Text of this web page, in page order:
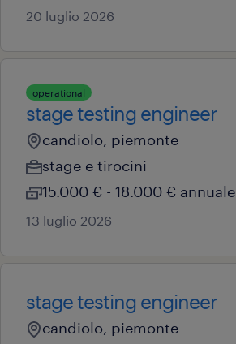
20 luglio 2026
operational
stage testing engineer
candiolo, piemonte
stage e tirocini
15.000 € - 18.000 € annuale
13 luglio 2026
stage testing engineer
candiolo, piemonte